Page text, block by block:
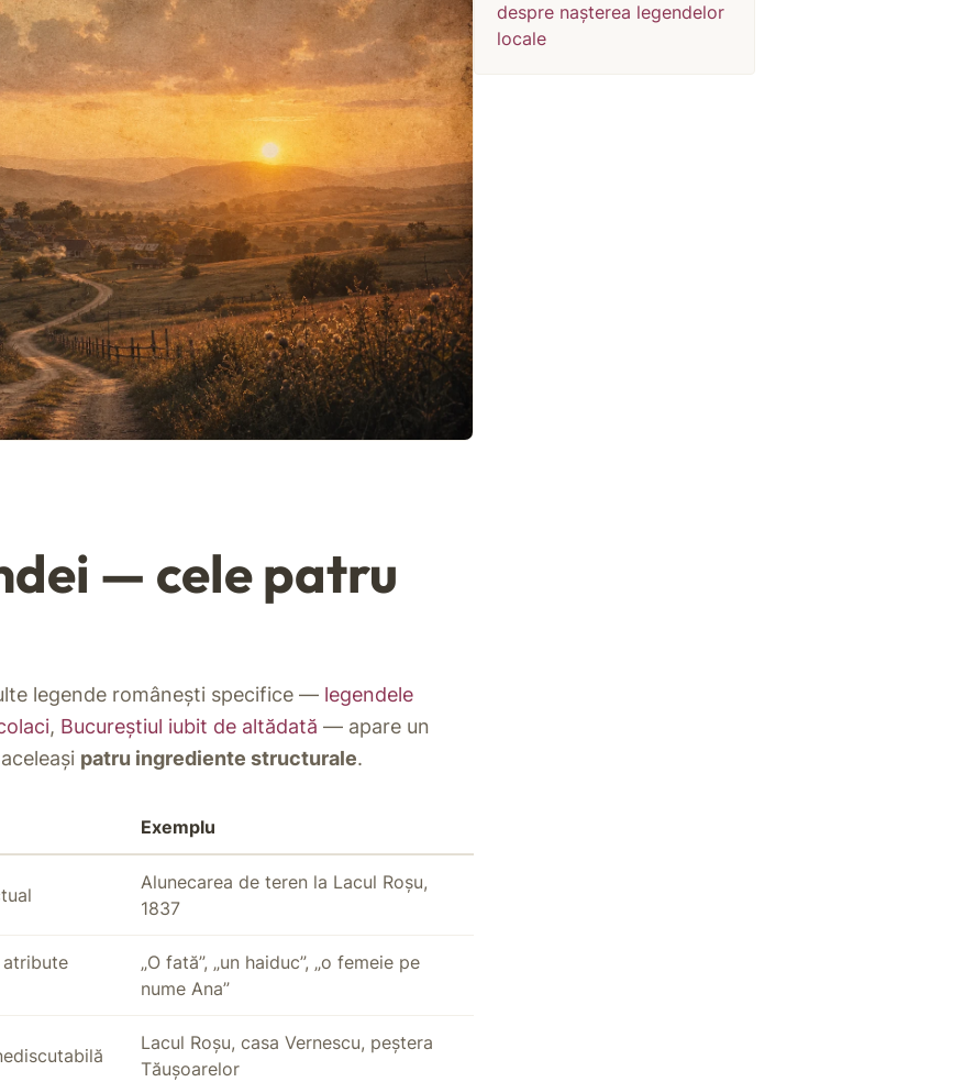
— cele patru
legende românești specifice — legendele
, Bucureștiul iubit de altădată — apare un
patru ingrediente structurale.
Exemplu
Alunecarea de teren la Lacul Roșu,
1837
atribute
„O fată”, „un haiduc”, „o femeie pe
nume Ana”
Lacul Roșu, casa Vernescu, peștera
Tăușoarelor
despre nașterea legendelor
locale